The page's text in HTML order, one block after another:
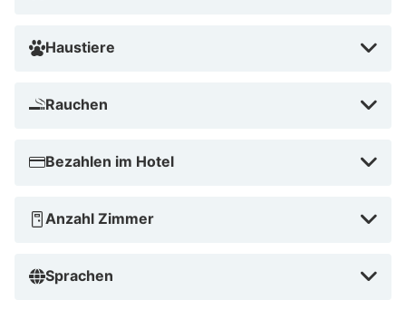
Haustiere
Rauchen
Bezahlen im Hotel
Anzahl Zimmer
Sprachen